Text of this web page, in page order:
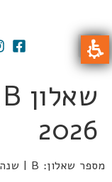
2026
מספר שאלון: B | שנה: 2026 | מקצוע: אנגלית | מועד: